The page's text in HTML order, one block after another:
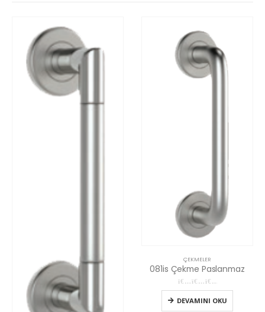
ÇEKMELER
081is Çekme Paslanmaz
05 üzerinden
DEVAMINI OKU